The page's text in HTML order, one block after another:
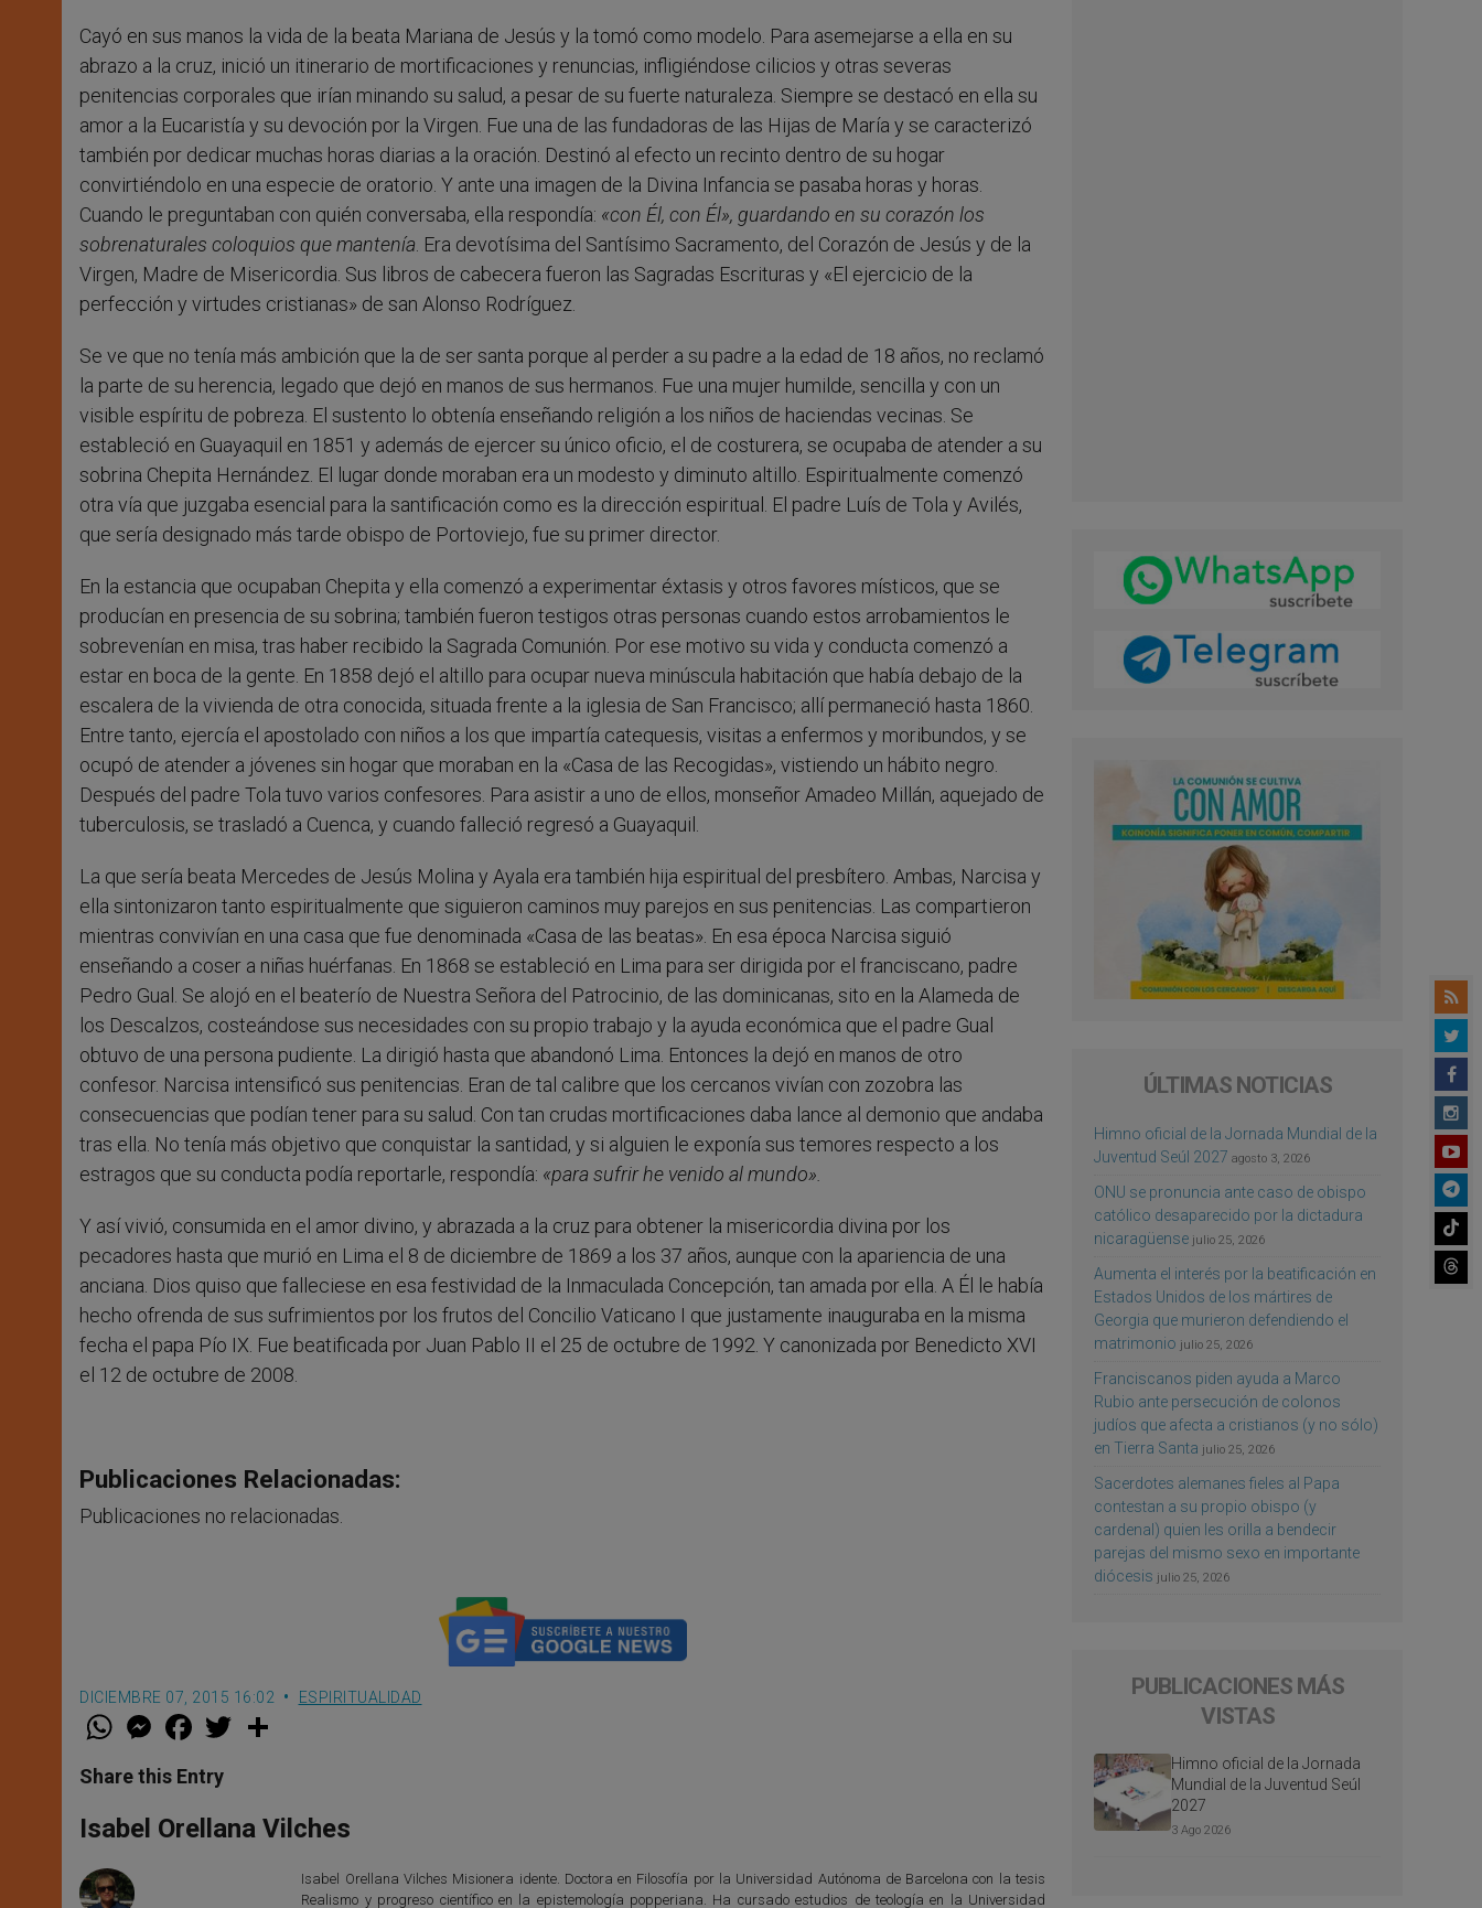
Cayó en sus manos la vida de la beata Mariana de Jesús y la tomó como modelo. Para asemejarse a ella en su
abrazo a la cruz, inició un itinerario de mortificaciones y renuncias, infligiéndose cilicios y otras severas
penitencias corporales que irían minando su salud, a pesar de su fuerte naturaleza. Siempre se destacó en ella su
amor a la Eucaristía y su devoción por la Virgen. Fue una de las fundadoras de las Hijas de María y se caracterizó
también por dedicar muchas horas diarias a la oración. Destinó al efecto un recinto dentro de su hogar
convirtiéndolo en una especie de oratorio. Y ante una imagen de la Divina Infancia se pasaba horas y horas.
Cuando le preguntaban con quién conversaba, ella respondía: «con Él, con Él», guardando en su corazón los
sobrenaturales coloquios que mantenía . Era devotísima del Santísimo Sacramento, del Corazón de Jesús y de la
Virgen, Madre de Misericordia. Sus libros de cabecera fueron las Sagradas Escrituras y «El ejercicio de la
perfección y virtudes cristianas» de san Alonso Rodríguez.
Se ve que no tenía más ambición que la de ser santa porque al perder a su padre a la edad de 18 años, no reclamó
la parte de su herencia, legado que dejó en manos de sus hermanos. Fue una mujer humilde, sencilla y con un
visible espíritu de pobreza. El sustento lo obtenía enseñando religión a los niños de haciendas vecinas. Se
estableció en Guayaquil en 1851 y además de ejercer su único oficio, el de costurera, se ocupaba de atender a su
sobrina Chepita Hernández. El lugar donde moraban era un modesto y diminuto altillo. Espiritualmente comenzó
otra vía que juzgaba esencial para la santificación como es la dirección espiritual. El padre Luís de Tola y Avilés,
que sería designado más tarde obispo de Portoviejo, fue su primer director.
En la estancia que ocupaban Chepita y ella comenzó a experimentar éxtasis y otros favores místicos, que se
producían en presencia de su sobrina; también fueron testigos otras personas cuando estos arrobamientos le
sobrevenían en misa, tras haber recibido la Sagrada Comunión. Por ese motivo su vida y conducta comenzó a
estar en boca de la gente. En 1858 dejó el altillo para ocupar nueva minúscula habitación que había debajo de la
escalera de la vivienda de otra conocida, situada frente a la iglesia de San Francisco; allí permaneció hasta 1860.
Entre tanto, ejercía el apostolado con niños a los que impartía catequesis, visitas a enfermos y moribundos, y se
ocupó de atender a jóvenes sin hogar que moraban en la «Casa de las Recogidas», vistiendo un hábito negro.
Después del padre Tola tuvo varios confesores. Para asistir a uno de ellos, monseñor Amadeo Millán, aquejado de
tuberculosis, se trasladó a Cuenca, y cuando falleció regresó a Guayaquil.
La que sería beata Mercedes de Jesús Molina y Ayala era también hija espiritual del presbítero. Ambas, Narcisa y
ella sintonizaron tanto espiritualmente que siguieron caminos muy parejos en sus penitencias. Las compartieron
mientras convivían en una casa que fue denominada «Casa de las beatas». En esa época Narcisa siguió
enseñando a coser a niñas huérfanas. En 1868 se estableció en Lima para ser dirigida por el franciscano, padre
Pedro Gual. Se alojó en el beaterío de Nuestra Señora del Patrocinio, de las dominicanas, sito en la Alameda de
los Descalzos, costeándose sus necesidades con su propio trabajo y la ayuda económica que el padre Gual
obtuvo de una persona pudiente. La dirigió hasta que abandonó Lima. Entonces la dejó en manos de otro
confesor. Narcisa intensificó sus penitencias. Eran de tal calibre que los cercanos vivían con zozobra las
consecuencias que podían tener para su salud. Con tan crudas mortificaciones daba lance al demonio que andaba
tras ella. No tenía más objetivo que conquistar la santidad, y si alguien le exponía sus temores respecto a los
estragos que su conducta podía reportarle, respondía: «para sufrir he venido al mundo»
Y así vivió, consumida en el amor divino, y abrazada a la cruz para obtener la misericordia divina por los
pecadores hasta que murió en Lima el 8 de diciembre de 1869 a los 37 años, aunque con la apariencia de una
anciana. Dios quiso que falleciese en esa festividad de la Inmaculada Concepción, tan amada por ella. A Él le había
hecho ofrenda de sus sufrimientos por los frutos del Concilio Vaticano I que justamente inauguraba en la misma
fecha el papa Pío IX. Fue beatificada por Juan Pablo II el 25 de octubre de 1992. Y canonizada por Benedicto XVI
el 12 de octubre de 2008.
Publicaciones Relacionadas:
Publicaciones no relacionadas.
DICIEMBRE 07, 2015 16:02 ESPIRITUALIDAD
W
t
s
p
p
M
e
s
e
g
e
F
a
e
b
o
k
w
r
Share this Entry
Isabel Orellana Vilches
Isabel Orellana Vilches Misionera idente. Doctora en Filosofía por la Universidad Autónoma de Barcelona con la tesis
Realismo y progreso científico en la epistemología popperiana. Ha cursado estudios de teología en la Universidad
ÚLTIMAS NOTICIAS
Himno oficial de la Jornada Mundial de la
Juventud Seúl 2027 agosto 3, 2026
ONU se pronuncia ante caso de obispo
católico desaparecido por la dictadura
nicaragüense julio 25, 2026
Aumenta el interés por la beatificación en
Estados Unidos de los mártires de
Georgia que murieron defendiendo el
matrimonio julio 25, 2026
Franciscanos piden ayuda a Marco
Rubio ante persecución de colonos
judíos que afecta a cristianos (y no sólo)
en Tierra Santa julio 25, 2026
Sacerdotes alemanes fieles al Papa
contestan a su propio obispo (y
cardenal) quien les orilla a bendecir
parejas del mismo sexo en importante
diócesis julio 25, 2026
PUBLICACIONES MÁS
VISTAS
Himno oficial de la Jornada
Mundial de la Juventud Seúl
2027
3 Ago 2026